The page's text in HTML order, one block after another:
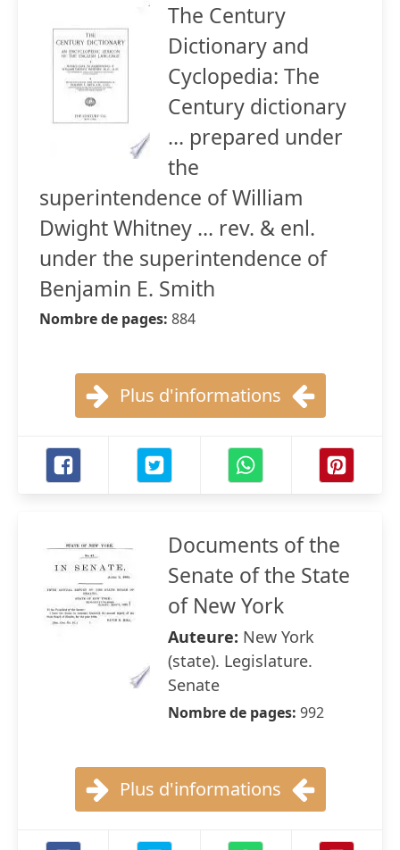
The Century
Dictionary and
Cyclopedia: The
Century dictionary
... prepared under
the
superintendence of William
Dwight Whitney ... rev. & enl.
under the superintendence of
Benjamin E. Smith
Nombre de pages: 884
Plus d'informations
Documents of the
Senate of the State
of New York
Auteure: New York
(state). Legislature.
Senate
Nombre de pages: 992
Plus d'informations